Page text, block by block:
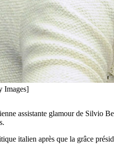
Images]
assistante glamour de Silvio
italien après que la grâce